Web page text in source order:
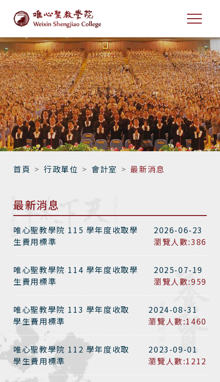
首頁 行政單位 會計室 最新消息
最新消息
唯心聖教學院 115 學年度收取學
生費用標準
2026-06-23
瀏覽人數:386
唯心聖教學院 114 學年度收取學
生費用標準
2025-07-19
瀏覽人數:959
唯心聖教學院 113 學年度收取
學生費用標準
2024-08-31
瀏覽人數:1460
唯心聖教學院 112 學年度收取
學生費用標準
2023-09-01
瀏覽人數:1212